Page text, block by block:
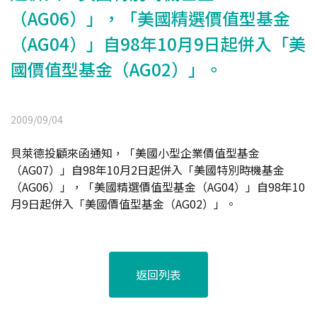
（AG06）」，「美國精選價值型基金
（AG04）」自98年10月9日起併入「美
國價值型基金（AG02）」。
2009/09/04
貝萊德投顧來函通知，「美國小型企業價值型基金
（AG07）」自98年10月2日起併入「美國特別時機基金
（AG06）」，「美國精選價值型基金（AG04）」自98年10
月9日起併入「美國價值型基金（AG02）」。
返回列表